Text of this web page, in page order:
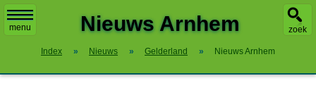
menu zoek
Nieuws Arnhem
Index » Nieuws » Gelderland » Nieuws Arnhem